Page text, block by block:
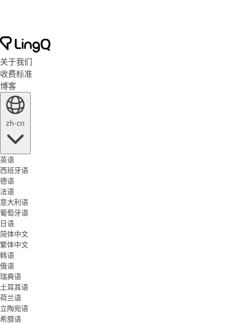
关于我们
收费标准
博客
zh-cn
英语
西班牙语
德语
法语
意大利语
葡萄牙语
日语
简体中文
繁体中文
韩语
俄语
瑞典语
土耳其语
荷兰语
立陶宛语
希腊语